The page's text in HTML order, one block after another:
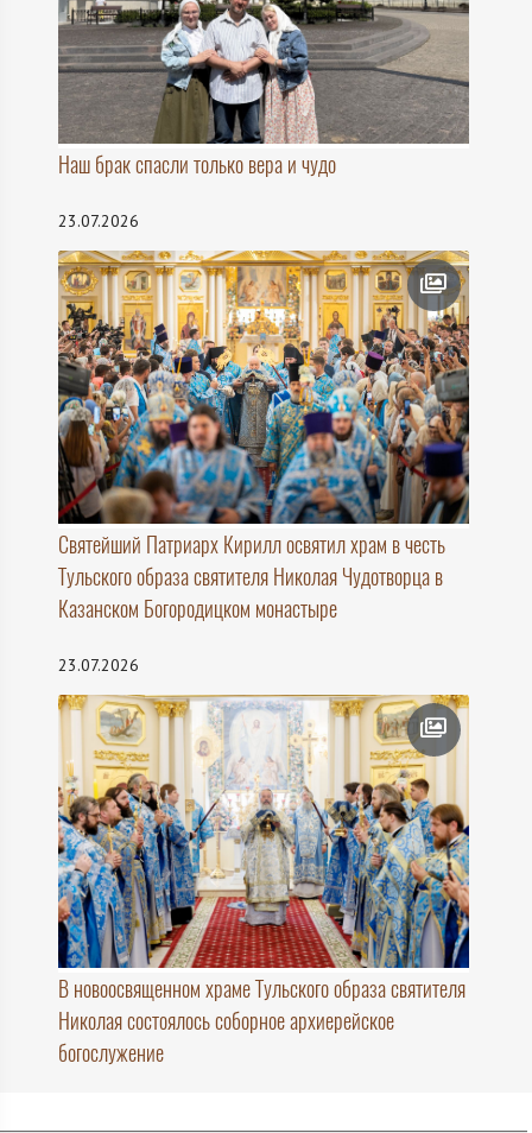
Наш брак спасли только вера и чудо
23.07.2026
Святейший Патриарх Кирилл освятил храм в честь
Тульского образа святителя Николая Чудотворца в
Казанском Богородицком монастыре
23.07.2026
В новоосвященном храме Тульского образа святителя
Николая состоялось соборное архиерейское
богослужение